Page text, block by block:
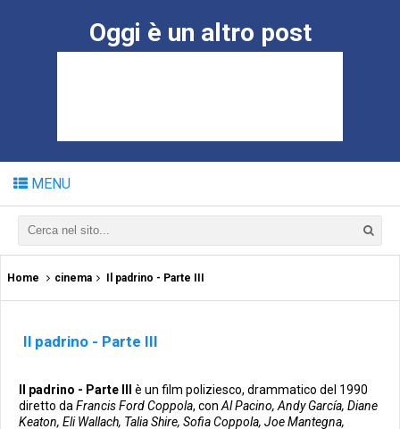
Oggi è un altro post
MENU
Home cinema Il padrino - Parte III
Il padrino - Parte III
Il padrino - Parte III
è un film poliziesco, drammatico del 1990
diretto da Francis Ford Coppola, con Al Pacino, Andy García, Diane
Keaton, Eli Wallach, Talia Shire, Sofia Coppola, Joe Mantegna,